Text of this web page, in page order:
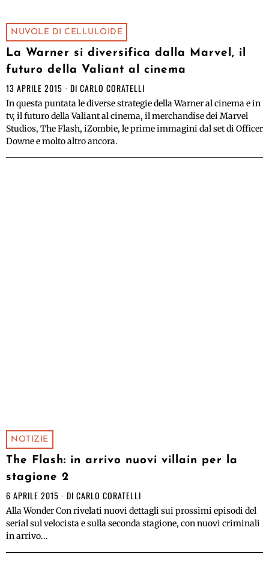
NUVOLE DI CELLULOIDE
La Warner si diversifica dalla Marvel, il
futuro della Valiant al cinema
13 APRILE 2015 DI CARLO CORATELLI
In questa puntata le diverse strategie della Warner al cinema e in
tv, il futuro della Valiant al cinema, il merchandise dei Marvel
Studios, The Flash, iZombie, le prime immagini dal set di Officer
Downe e molto altro ancora.
NOTIZIE
The Flash: in arrivo nuovi villain per la
stagione 2
6 APRILE 2015 DI CARLO CORATELLI
Alla Wonder Con rivelati nuovi dettagli sui prossimi episodi del
serial sul velocista e sulla seconda stagione, con nuovi criminali
in arrivo...